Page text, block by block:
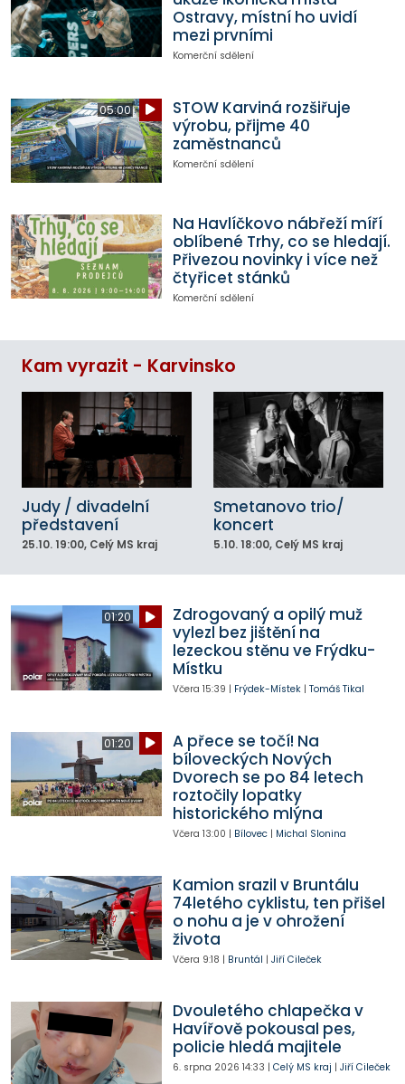
Ostravy, místní ho uvidí
mezi prvními
Komerční sdělení
05:00
STOW Karviná rozšiřuje
výrobu, přijme 40
zaměstnanců
Komerční sdělení
Na Havlíčkovo nábřeží míří
oblíbené Trhy, co se hledají.
Přivezou novinky i více než
čtyřicet stánků
Komerční sdělení
Kam vyrazit - Karvinsko
Judy / divadelní
představení
25.10. 19:00, Celý MS kraj
Smetanovo trio/
koncert
5.10. 18:00, Celý MS kraj
01:20
Zdrogovaný a opilý muž
vylezl bez jištění na
lezeckou stěnu ve Frýdku-
Místku
Včera 15:39 | Frýdek-Místek| Tomáš Tikal
01:20
A přece se točí! Na
bíloveckých Nových
Dvorech se po 84 letech
roztočily lopatky
historického mlýna
Včera 13:00 | Bílovec| Michal Slonina
Kamion srazil v Bruntálu
74letého cyklistu, ten přišel
o nohu a je v ohrožení
života
Včera 9:18 | Bruntál | Jiří Cileček
Dvouletého chlapečka v
Havířově pokousal pes,
policie hledá majitele
6. srpna 2026 14:33 | Celý MS kraj | Jiří Cileček